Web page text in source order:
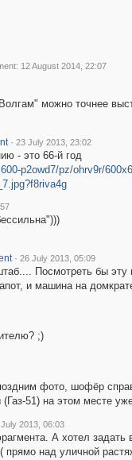
12 August 2014, 22:07
можно точнее
· 23 July 2013, 23:02
- это 66-й год
p2owd7/pz/ohrv9r/
· 26 July 2013, 05:09
Посмотреть бы
и машина на
;)
фото, шофёр
51) на этом месте
2013, 06:03
А хотел задать
прямо над уличной